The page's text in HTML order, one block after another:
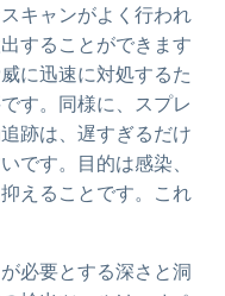
キャンがよく行われ
することができます
に迅速に対処するた
す。同様に、スプレ
跡は、遅すぎるだけ
です。目的は感染、
えることです。これ
必要とする深さと洞